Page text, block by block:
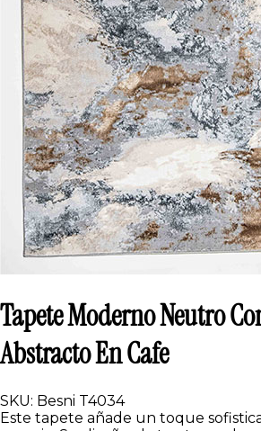
Tapete Moderno Neutro
Abstracto En Cafe
SKU: Besni T4034
Este tapete añade un toque